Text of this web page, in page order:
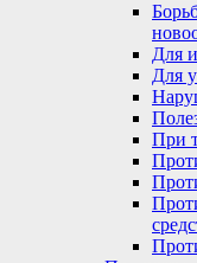
Для
Для
При